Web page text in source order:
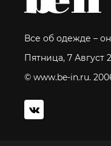
Все об одежде –
Пятница, 7 Август
© www.be-in.ru.